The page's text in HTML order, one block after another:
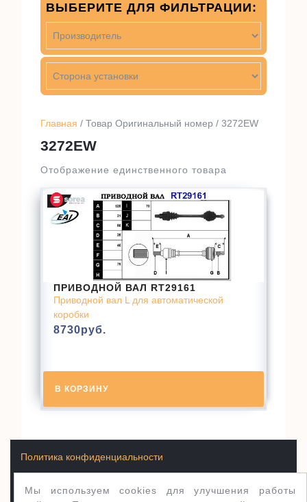
Главная / Товар Оригинальный номер / 3272EW
3272EW
Отображение единственного товара
ПРИВОДНОЙ ВАЛ RT29161
Приводной вал L для автоматической
коробки
8730руб.
В КОРЗИНУ
ВЫБЕРИТЕ ДЛЯ ФИЛЬТРАЦИИ:
Мы используем cookies для улучшения работы
Условия продажи товаров
Политика конфиденциальности